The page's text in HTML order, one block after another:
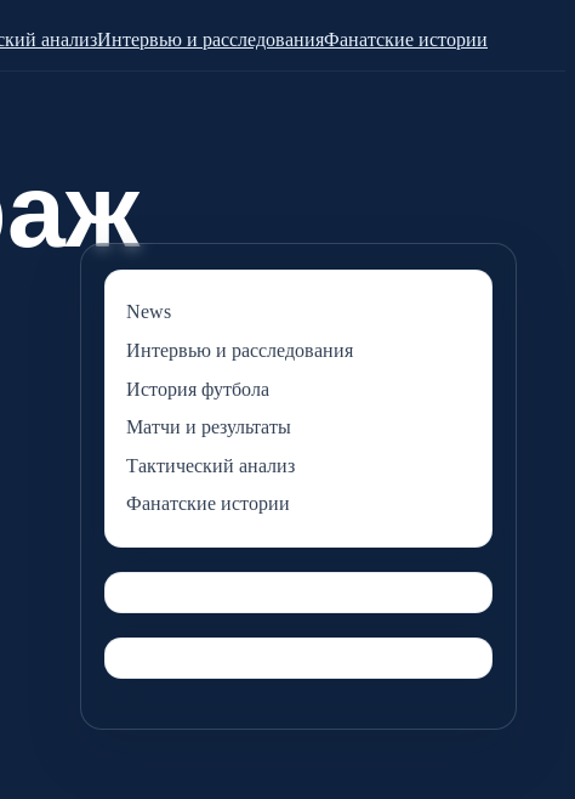
анализИнтервью и расследованияФанатские истории
News
Интервью и расследования
История футбола
Матчи и результаты
Тактический анализ
Фанатские истории